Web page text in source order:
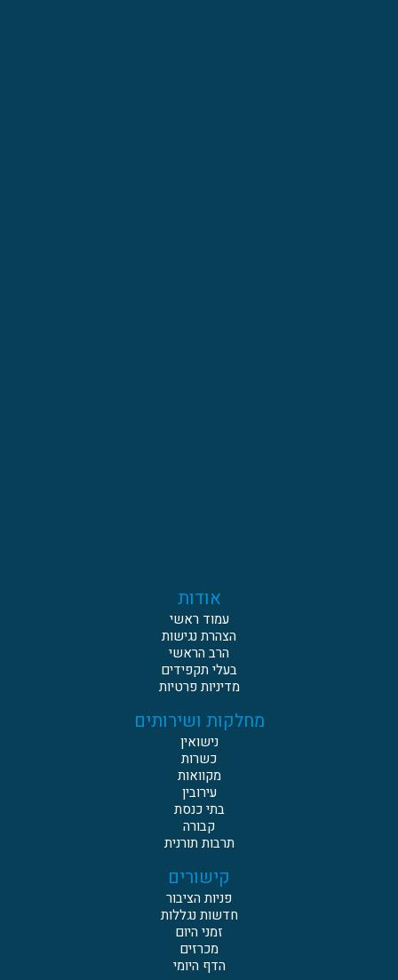
אודות
עמוד ראשי
הצהרת נגישות
הרב הראשי
בעלי תקפידים
מדיניות פרטיות
מחלקות ושירותים
נישואין
כשרות
מקוואות
עירובין
בתי כנסת
קבורה
תרבות תורנית
קישורים
פניות הציבור
חדשות נגללות
זמני היום
מכרזים
הדף היומי